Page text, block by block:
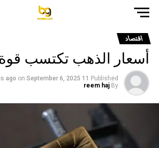
اقتصاد
أسعار الذهب تكتسب
Published
11 months ago
on September 6, 2025
By
reem haj